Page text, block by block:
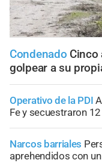
Condenado Cinco
golpear a su
Operativo de la PDI
Fe y secuestraron
Narcos barriales
aprehendidos con